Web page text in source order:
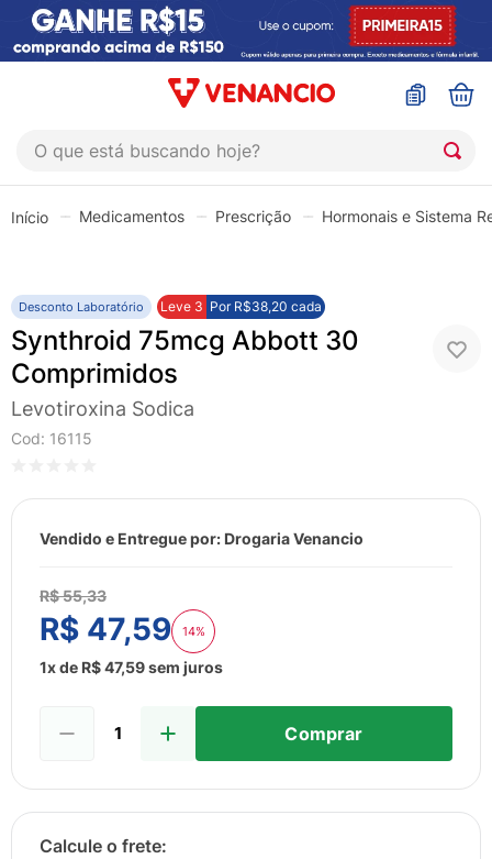
O que está buscando hoje?
Medicamentos Prescrição Hormonais e Sistema
Desconto Laboratório Leve 3 Por R$38,20 cada
Synthroid 75mcg Abbott 30
Comprimidos
Levotiroxina Sodica
Cod: 16115
Vendido e Entregue por: Drogaria Venancio
R$55,33
R$ 47,59 14%
1x de R$47,59sem juros
Comprar
1º
coristina
3 º
admuc
4º
fly gotas
5º
6º
sabonete liquido
8º
esmalte
9º
lenço umedecido